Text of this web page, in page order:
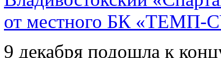
от местного БК «ТЕМП-
9 декабря подошла к